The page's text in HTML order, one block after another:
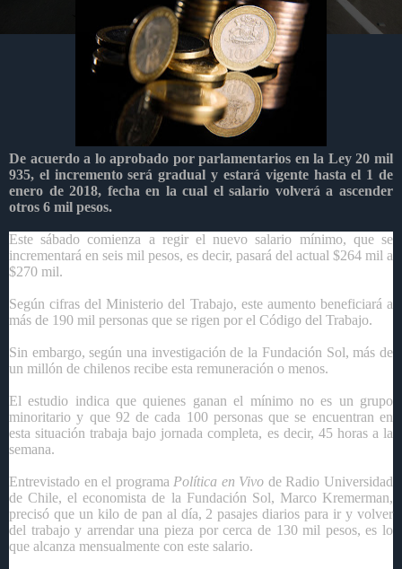
De acuerdo a lo aprobado por parlamentarios en la Ley 20 mil
935, el incremento será gradual y estará vigente hasta el 1 de
enero de 2018, fecha en la cual el salario volverá a ascender
otros 6 mil pesos.
Este sábado comienza a regir el nuevo salario mínimo, que se
incrementará en seis mil pesos, es decir, pasará del actual $264 mil a
$270 mil.
Según cifras del Ministerio del Trabajo, este aumento beneficiará a
más de 190 mil personas que se rigen por el Código del Trabajo.
Sin embargo, según una investigación de la Fundación Sol, más de
un millón de chilenos recibe esta remuneración o menos.
El estudio indica que quienes ganan el mínimo no es un grupo
minoritario y que 92 de cada 100 personas que se encuentran en
esta situación trabaja bajo jornada completa, es decir, 45 horas a la
semana.
Entrevistado en el programa Política en Vivo de Radio Universidad
de Chile, el economista de la Fundación Sol, Marco Kremerman,
precisó que un kilo de pan al día, 2 pasajes diarios para ir y volver
del trabajo y arrendar una pieza por cerca de 130 mil pesos, es lo
que alcanza mensualmente con este salario.